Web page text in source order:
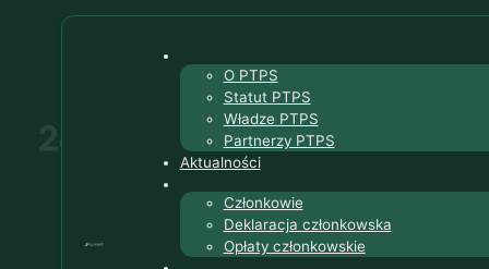
O PTPS
Statut PTPS
Władze PTPS
Partnerzy PTPS
Aktualności
Członkowie
Deklaracja członkowska
Opłaty członkowskie